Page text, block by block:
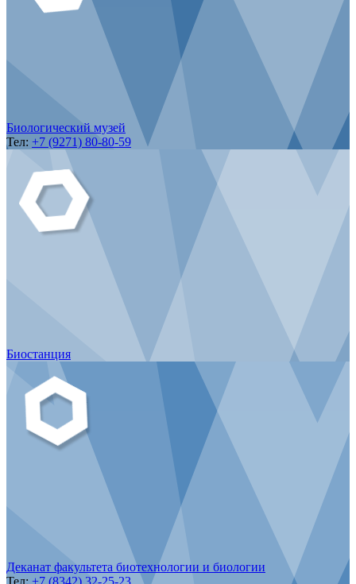
Биологический музей
Тел: +7 (9271) 80-80-59
Биостанция
Деканат факультета биотехнологии и биологии
Тел: +7 (8342) 32-25-23